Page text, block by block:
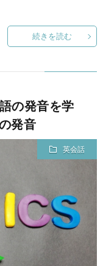
続きを読む
の発音を学
発音
英会話